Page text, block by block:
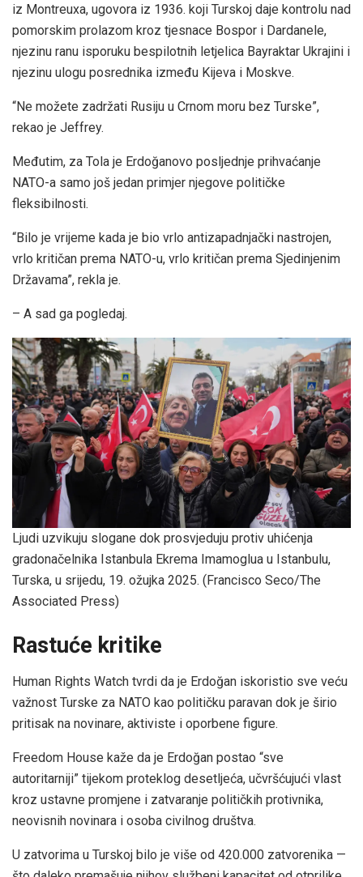
iz Montreuxa, ugovora iz 1936. koji Turskoj daje kontrolu nad
pomorskim prolazom kroz tjesnace Bospor i Dardanele,
njezinu ranu isporuku bespilotnih letjelica Bayraktar Ukrajini i
njezinu ulogu posrednika između Kijeva i Moskve.
“Ne možete zadržati Rusiju u Crnom moru bez Turske”,
rekao je Jeffrey.
Međutim, za Tola je Erdoğanovo posljednje prihvaćanje
NATO-a samo još jedan primjer njegove političke
fleksibilnosti.
“Bilo je vrijeme kada je bio vrlo antizapadnjački nastrojen,
vrlo kritičan prema NATO-u, vrlo kritičan prema Sjedinjenim
Državama”, rekla je.
– A sad ga pogledaj.
Ljudi uzvikuju slogane dok prosvjeduju protiv uhićenja
gradonačelnika Istanbula Ekrema Imamoglua u Istanbulu,
Turska, u srijedu, 19. ožujka 2025. (Francisco Seco/The
Associated Press)
Rastuće kritike
Human Rights Watch tvrdi da je Erdoğan iskoristio sve veću
važnost Turske za NATO kao političku paravan dok je širio
pritisak na novinare, aktiviste i oporbene figure.
Freedom House kaže da je Erdoğan postao “sve
autoritarniji” tijekom proteklog desetljeća, učvršćujući vlast
kroz ustavne promjene i zatvaranje političkih protivnika,
neovisnih novinara i osoba civilnog društva.
U zatvorima u Turskoj bilo je više od 420.000 zatvorenika —